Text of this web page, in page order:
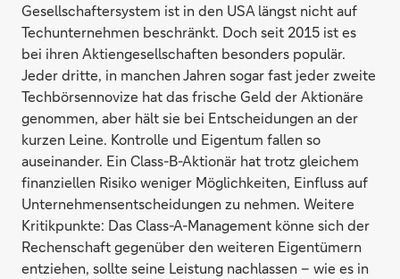
Gesellschaftersystem ist in den USA längst nicht auf
Techunternehmen beschränkt. Doch seit 2015 ist es
bei ihren Aktiengesellschaften besonders populär.
Jeder dritte, in manchen Jahren sogar fast jeder zweite
Techbörsennovize hat das frische Geld der Aktionäre
genommen, aber hält sie bei Entscheidungen an der
kurzen Leine. Kontrolle und Eigentum fallen so
auseinander. Ein Class-B-Aktionär hat trotz gleichem
finanziellen Risiko weniger Möglichkeiten, Einfluss auf
Unternehmensentscheidungen zu nehmen. Weitere
Kritikpunkte: Das Class-A-Management könne sich der
Rechenschaft gegenüber den weiteren Eigentümern
entziehen, sollte seine Leistung nachlassen – wie es in